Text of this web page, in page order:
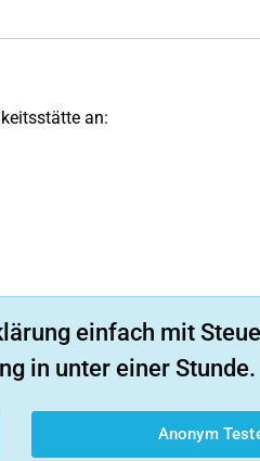
an:
einfach mit
in unter einer Stunde.
Anonym